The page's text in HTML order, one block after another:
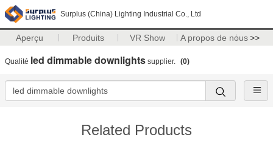
Surplus (China) Lighting Industrial Co., Ltd
Aperçu Produits VR Show A propos de nous>>
Qualité led dimmable downlights supplier. (0)
Related Products